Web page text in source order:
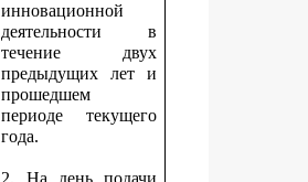
инновационной
деятельности в
течение двух
предыдущих лет и
прошедшем
периоде текущего
года.
2. На день подачи